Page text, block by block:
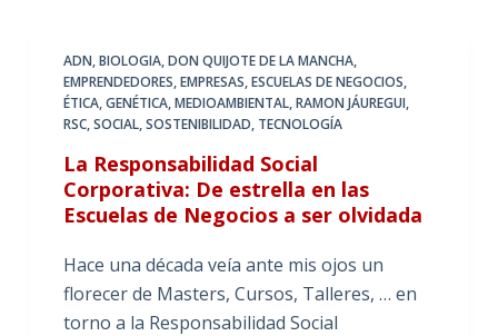
ADN,BIOLOGIA,DON QUIJOTE DE LA MANCHA,
EMPRENDEDORES,EMPRESAS,ESCUELAS DE NEGOCIOS,
ÉTICA,GENÉTICA,MEDIOAMBIENTAL,RAMON JÁUREGUI,
RSC,SOCIAL,SOSTENIBILIDAD, TECNOLOGÍA
La Responsabilidad Social
Corporativa: De estrella en las
Escuelas de Negocios a ser olvidada
Hace una década veía ante mis ojos un
florecer de Masters, Cursos, Talleres, … en
torno a la Responsabilidad Social